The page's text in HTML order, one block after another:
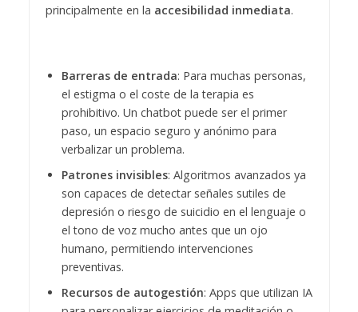
principalmente en la accesibilidad inmediata.
Barreras de entrada: Para muchas personas,
el estigma o el coste de la terapia es
prohibitivo. Un chatbot puede ser el primer
paso, un espacio seguro y anónimo para
verbalizar un problema.
Patrones invisibles: Algoritmos avanzados ya
son capaces de detectar señales sutiles de
depresión o riesgo de suicidio en el lenguaje o
el tono de voz mucho antes que un ojo
humano, permitiendo intervenciones
preventivas.
Recursos de autogestión: Apps que utilizan IA